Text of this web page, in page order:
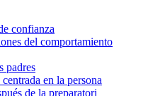
confianza
del comportamiento
padres
en la persona
de la preparatori